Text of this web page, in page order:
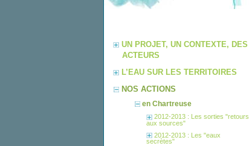
UN PROJET, UN CONTEXTE, DES
ACTEURS
L’EAU SUR LES TERRITOIRES
NOS ACTIONS
en Chartreuse
2012-2013 : Les sorties "retours
aux sources"
2012-2013 : Les "eaux
secrètes"